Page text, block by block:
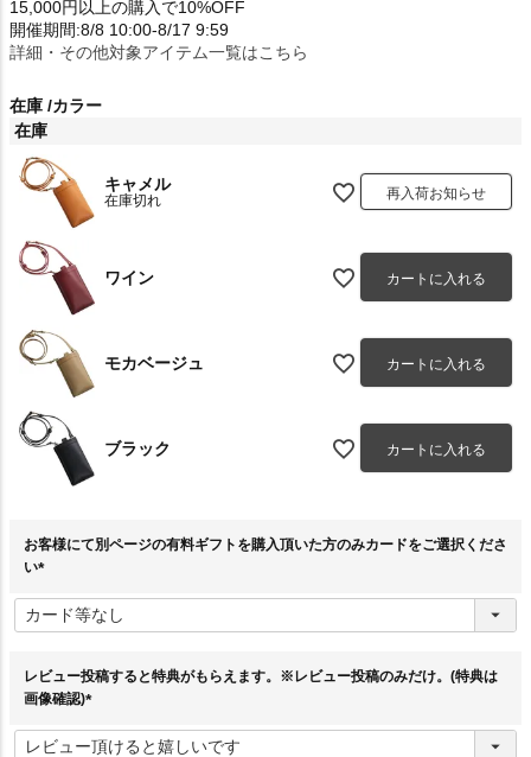
15,000円以上の購入で10%OFF
開催期間:8/8 10:00-8/17 9:59
詳細・その他対象アイテム一覧はこちら
在庫 カラー
在庫
キャメル
在庫切れ 再入荷お知らせ
ワイン カートに入れる
モカベージュ カートに入れる
ブラック カートに入れる
お客様にて別ページの有料ギフトを購入頂いた方のみカードをご選択くださ
い
必
須
レビュー投稿すると特典がもらえます。※レビュー投稿のみだけ。(特典は
画像確認)
必